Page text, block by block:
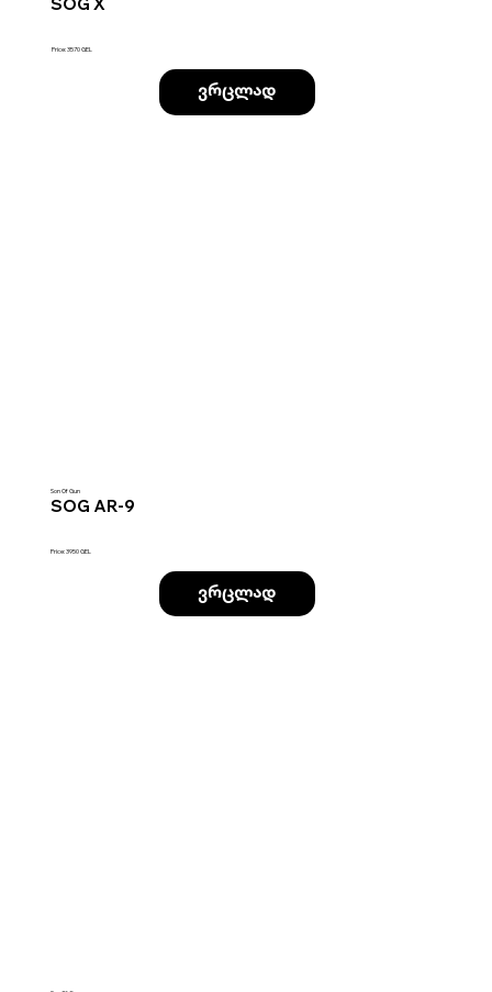
Price: 3570 GEL
ვრცლად
Son Of Gun
SOG AR-9
Price: 3950 GEL
ვრცლად